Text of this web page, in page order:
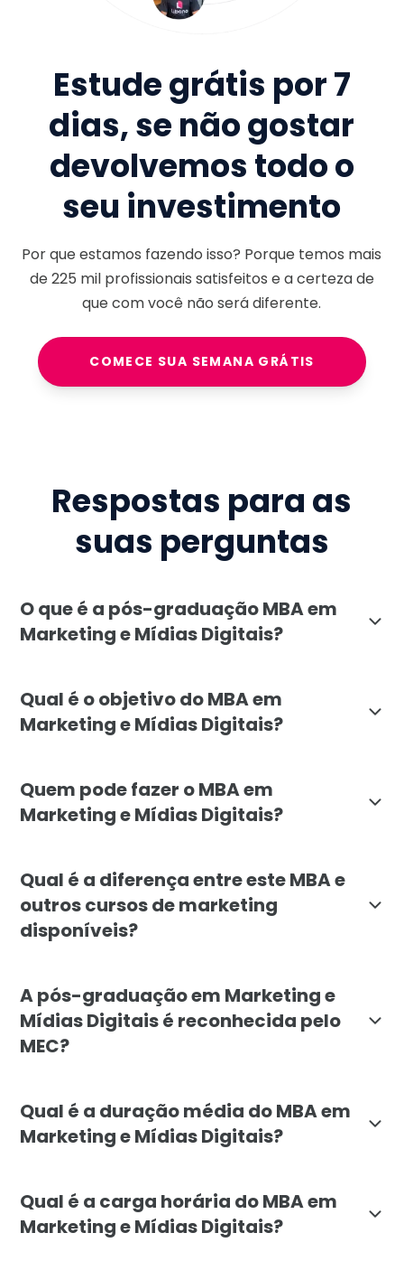
Estude grátis por 7
dias, se não gostar
devolvemos todo o
seu investimento
Por que estamos fazendo isso? Porque temos mais
de225 milprofissionais satisfeitos e a certeza de
que com você não será diferente.
COMECE SUA SEMANA GRÁTIS
Respostas para as
suas perguntas
O que é a pós-graduação MBA em
Marketing e Mídias Digitais?
Qual é o objetivo do MBA em
Marketing e Mídias Digitais?
Quem pode fazer o MBA em
Marketing e Mídias Digitais?
Qual é a diferença entre este MBA e
outros cursos de marketing
disponíveis?
A pós-graduação em Marketing e
Mídias Digitais é reconhecida pelo
MEC?
Qual é a duração média do MBA em
Marketing e Mídias Digitais?
Qual é a carga horária do MBA em
Marketing e Mídias Digitais?